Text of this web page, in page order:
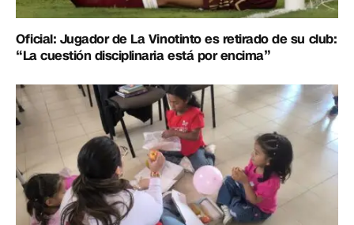
Oficial: Jugador de La Vinotinto es retirado de su club:
“La cuestión disciplinaria está por encima”